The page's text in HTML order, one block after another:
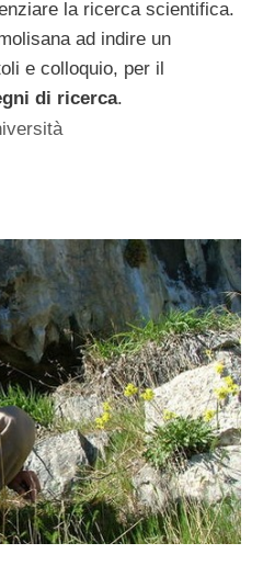
la ricerca scientifica.
ad indire un
e colloquio, per il
di ricerca.